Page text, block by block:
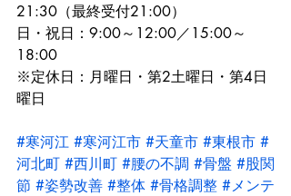
21:30（最終受付21:00）
日・祝日：9:00～12:00／15:00～
18:00
※定休日：月曜日・第2土曜日・第4日
曜日
#寒河江 #寒河江市 #天童市 #東根市 #
河北町 #西川町 #腰の不調 #骨盤 #股関
節 #姿勢改善 #整体 #骨格調整 #メンテ